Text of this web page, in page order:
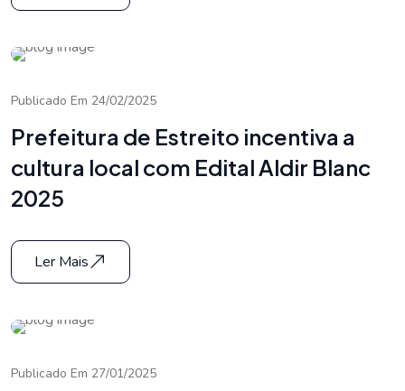
Publicado Em 24/02/2025
Prefeitura de Estreito incentiva a
cultura local com Edital Aldir Blanc
2025
Ler Mais
Publicado Em 27/01/2025